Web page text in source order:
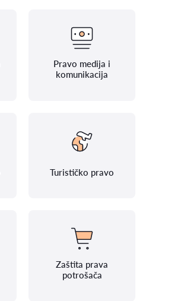
Pravo medija i
komunikacija
Turističko pravo
Zaštita prava
potrošača